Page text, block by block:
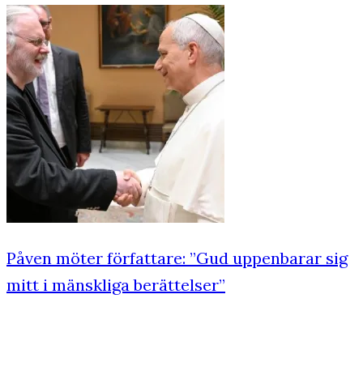
Påven möter författare: ”Gud uppenbarar sig
mitt i mänskliga berättelser”